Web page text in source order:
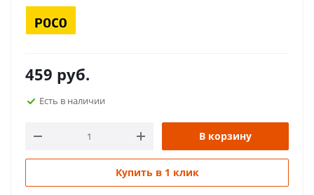
459 руб.
Есть в наличии
В корзину
Купить в 1 клик